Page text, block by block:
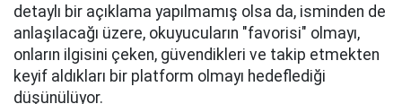
detaylı bir açıklama yapılmamış olsa da, isminden de
anlaşılacağı üzere, okuyucuların "favorisi" olmayı,
onların ilgisini çeken, güvendikleri ve takip etmekten
keyif aldıkları bir platform olmayı hedeflediği
düşünülüyor.